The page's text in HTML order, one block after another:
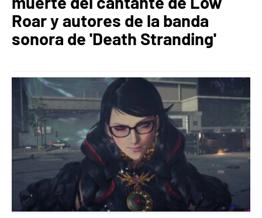
Roar y autores de la banda
sonora de 'Death Stranding'